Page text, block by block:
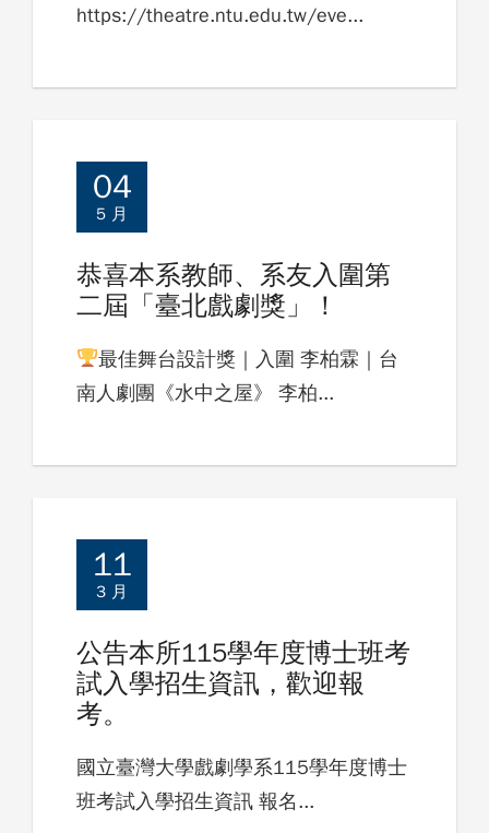
https://theatre.ntu.edu.tw/eve...
04
5 月
恭喜本系教師、系友入圍第
二屆「臺北戲劇獎」！
最佳舞台設計獎｜入圍 李柏霖｜台
南人劇團《水中之屋》 李柏...
11
3 月
公告本所115學年度博士班考
試入學招生資訊，歡迎報
考。
國立臺灣大學戲劇學系115學年度博士
班考試入學招生資訊 報名...